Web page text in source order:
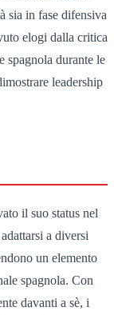
sia in fase difensiva
elogi dalla critica
spagnola durante le
leadership
il suo status nel
a diversi
un elemento
spagnola. Con
davanti a sè, i